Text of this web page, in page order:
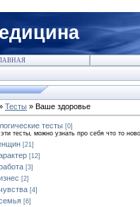
Тесты » Ваше здоровье
тесты [0]
тесты, можно узнать про себя что то
[21]
[12]
[3]
[2]
[4]
[6]